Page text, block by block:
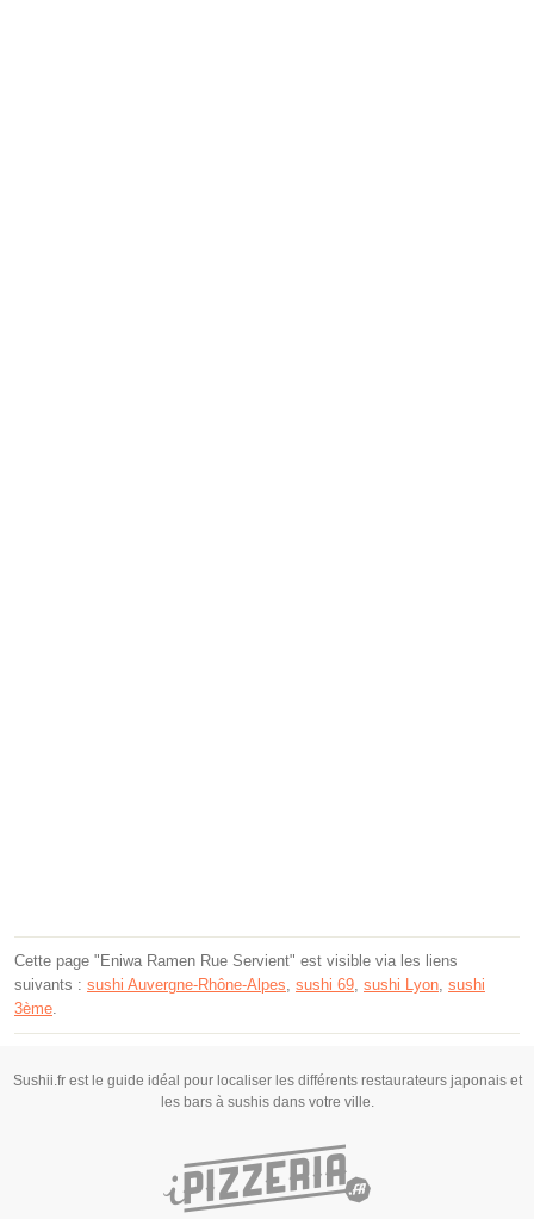
Cette page "Eniwa Ramen Rue Servient" est visible via les liens
suivants : sushi Auvergne-Rhône-Alpes, sushi 69, sushi Lyon, sushi
3ème.
Sushii.fr est le guide idéal pour localiser les différents restaurateurs japonais et
les bars à sushis dans votre ville.